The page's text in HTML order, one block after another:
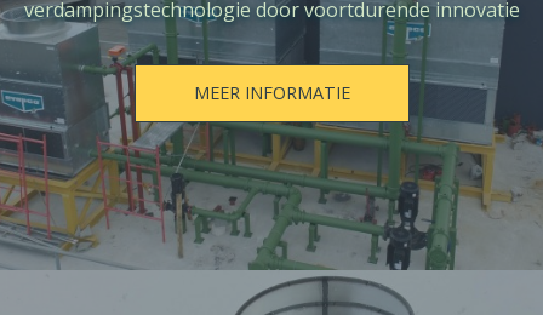
verdampingstechnologie door voortdurende innovatie
MEER INFORMATIE